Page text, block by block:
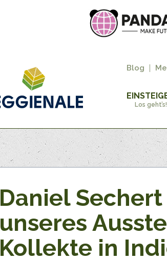
Blog
Los geht’s!
Daniel
unseres
Kollekte in